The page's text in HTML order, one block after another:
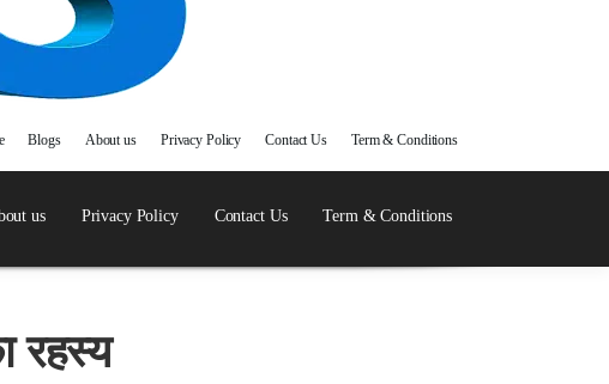
Blogs About us Privacy Policy Contact Us Term & Conditions
us Privacy Policy Contact Us Term & Conditions
रहस्य